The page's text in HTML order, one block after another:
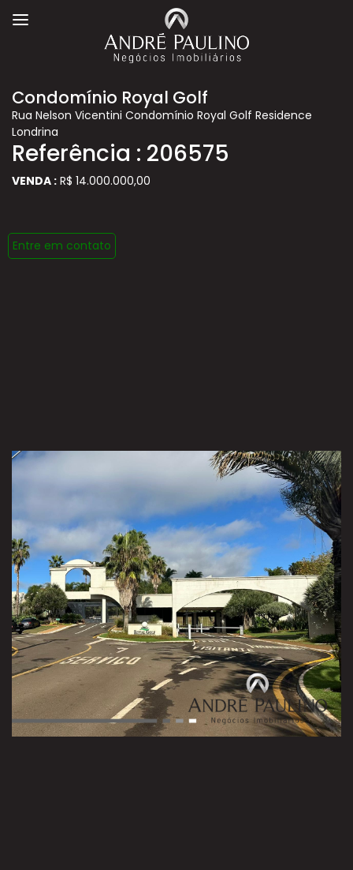
Condomínio Royal Golf
Rua Nelson Vicentini Condomínio Royal Golf Residence
Londrina
Referência : 206575
VENDA : R$ 14.000.000,00
Entre em contato